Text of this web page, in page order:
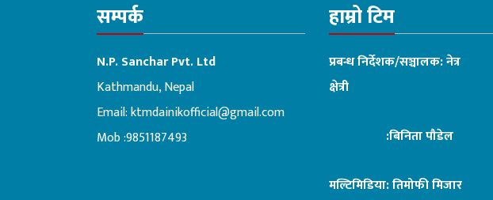
सम्पर्क
N.P. Sanchar Pvt. Ltd
Kathmandu, Nepal
Email:ktmdainikofficial@gmail.com
Mob :9851187493
हाम्रो टिम
प्रबन्ध निर्देशक/सञ्चालक: नेत्र
क्षेत्री
:बिनिता पौडेल
मल्टिमिडिया: तिमोफी मिजार